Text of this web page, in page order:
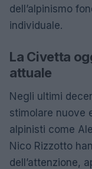
dell’alpinismo
individuale.
La Civetta
attuale
Negli ultimi
stimolare nuove
alpinisti come
Nico Rizzotto
dell’attenzione,